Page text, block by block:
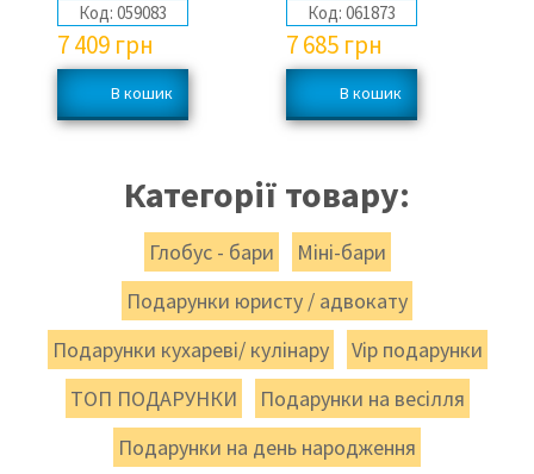
Код: 059083
7 409 грн
Код: 061873
7 685 грн
Категорії товару:
Глобус - бари
Міні-бари
Подарунки юристу / адвокату
Подарунки кухареві/ кулінару
Vip подарунки
ТОП ПОДАРУНКИ
Подарунки на весілля
Подарунки на день народження